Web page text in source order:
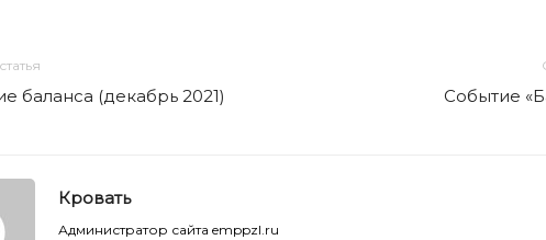
баланса (декабрь 2021) Событие
Кровать
Администратор сайта emppzl.ru